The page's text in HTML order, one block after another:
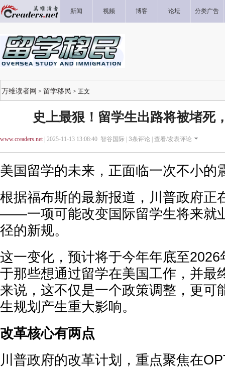
新闻 视频 博客 论坛 分类广告
万维读者网 > 留学移民 > 正文
史上最狠！留学生出路将被堵死
www.creaders.net| 2025-11-13 13:08:40 智谷国际 | 3条评论 | 查看/发表评论
美国留学的未来，正面临一次不小的
根据福布斯的最新报道，川普政府正
——一项可能改变国际留学生将来就
径的新规。
这一变化，预计将于今年年底至
于那些想通过留学在美国工作，并最
来说，这不仅是一个政策调整，更可
生规划产生重大影响。
改革核心有两点
川普政府的改革计划，重点聚焦在